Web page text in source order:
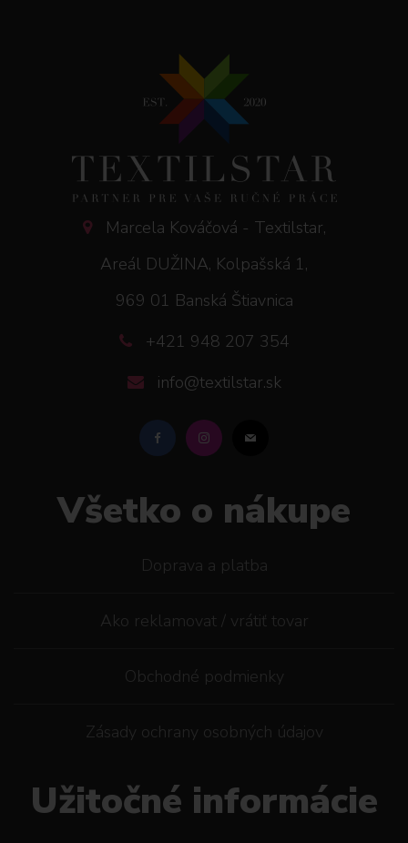
Marcela Kováčová - Textilstar,
Areál DUŽINA, Kolpašská 1,
969 01 Banská Štiavnica
+421 948 207 354
info@textilstar.sk
Všetko o nákupe
Doprava a platba
Ako reklamovat / vrátiť tovar
Obchodné podmienky
Zásady ochrany osobných údajov
Užitočné informácie